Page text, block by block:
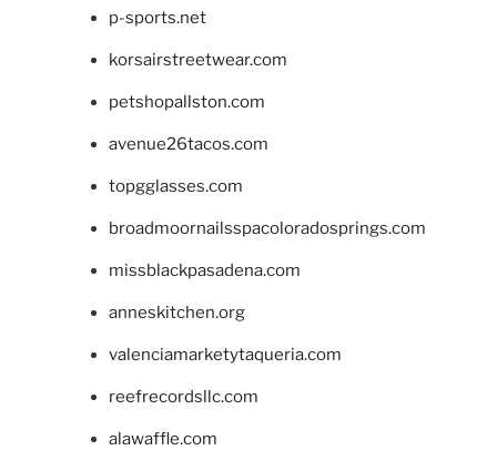
p-sports.net
korsairstreetwear.com
petshopallston.com
avenue26tacos.com
topgglasses.com
broadmoornailsspacoloradosprings.com
missblackpasadena.com
anneskitchen.org
valenciamarketytaqueria.com
reefrecordsllc.com
alawaffle.com